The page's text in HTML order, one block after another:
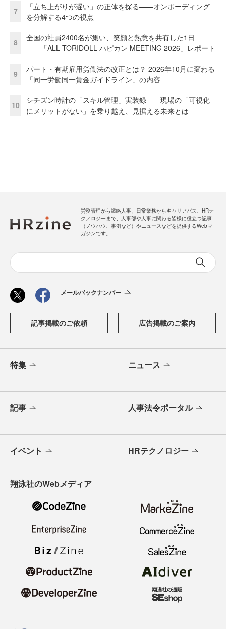
7
「立ち上がりが遅い」の正体を探る——オンボーディング
を分解する4つの視点
8
全国の社員2400名が集い、笑顔と熱意を共有した1日
――「ALL TORIDOLL ハピカン MEETING 2026」レポート
9
パート・有期雇用労働法の改正とは？ 2026年10月に変わる
「同一労働同一賃金ガイドライン」の内容
10
シチズン時計の「スキル管理」実装録——現場の「可視化
にメリットがない」を乗り越え、見据える未来とは
労務管理から戦略人事、日常業務からキャリアパス、HRテ
クノロジーまで、人事部や人事に関わる皆様に役立つ記事
（ノウハウ、事例など）やニュースなどを提供するWebマ
ガジンです。
メールバックナンバー
記事掲載のご依頼 広告掲載のご案内
特集 ニュース
記事 人事法令ポータル
イベント HRテクノロジー
翔泳社のWebメディア